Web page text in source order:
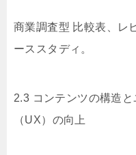
商業調査型 比較表、レ
ーススタディ。
2.3 コンテンツの構造
（UX）の向上